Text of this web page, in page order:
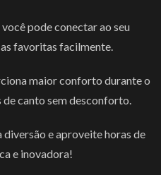
pode conectar ao seu
favoritas facilmente.
maior conforto durante o
de canto sem desconforto.
diversão e aproveite horas de
e inovadora!